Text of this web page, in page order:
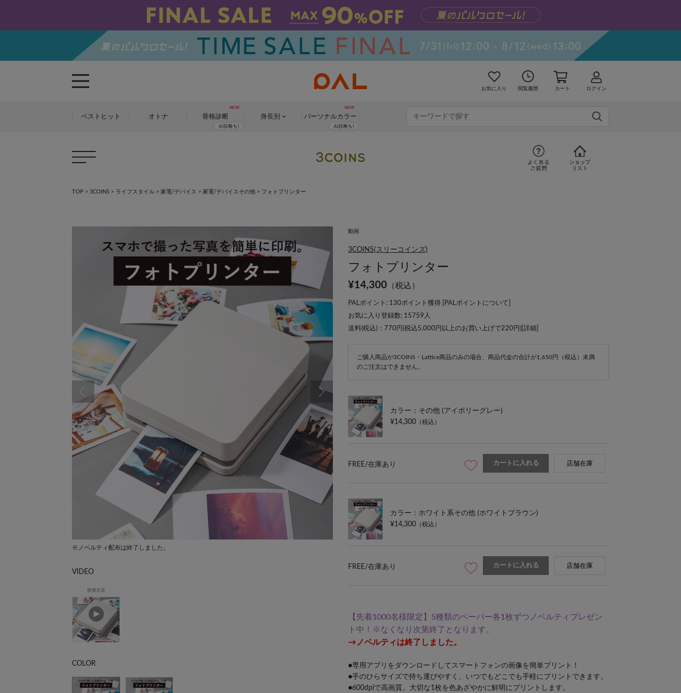
お気に入り 閲覧履歴 カート ログイン
ベストヒット オトナ 骨格診断 身長別 パーソナルカラー
TOP > 3COINS > ライフスタイル > 家電/デバイス > 家電/デバイスその他 > フォトプリンター
※ノベルティ配布は終了しました。
VIDEO
COLOR
動画
3COINS(スリーコインズ)
フォトプリンター
¥14,300 （税込）
PALポイント: 130ポイント獲得 [ PALポイントについて
お気に入り登録数: 15759 人
送料(税込)：770円(税込5,000円以上のお買い上げで220円)[ 詳細
ご購入商品が3COINS・Lattice商品のみの場合、商品代金の合計が1,650円（税込）未満
のご注文はできません。
カラー：その他 (アイボリーグレー)
¥14,300 （税込）
FREE/在庫あり カートに入れる 店舗在庫
カラー：ホワイト系その他 (ホワイトブラウン)
¥14,300 （税込）
FREE/在庫あり カートに入れる 店舗在庫
【先着1000名様限定】5種類のペーパー各1枚ずつノベルティプレゼン
ト中！※なくなり次第終了となります。
→ノベルティは終了しました。
●専用アプリをダウンロードしてスマートフォンの画像を簡単プリント！
●手のひらサイズで持ち運びやすく、いつでもどこでも手軽にプリントできます。
●600dpiで高画質。大切な1枚を色あざやかに鮮明にプリントします。